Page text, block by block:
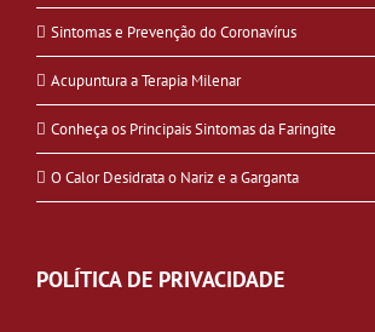
Sintomas e Prevenção do Coronavírus
Acupuntura a Terapia Milenar
Conheça os Principais Sintomas da Faringite
O Calor Desidrata o Nariz e a Garganta
POLÍTICA DE PRIVACIDADE